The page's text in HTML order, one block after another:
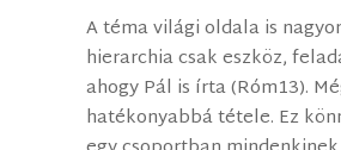
A téma világi oldala is
hierarchia csak eszköz,
ahogy Pál is írta (Róm13).
hatékonyabbá tétele. Ez